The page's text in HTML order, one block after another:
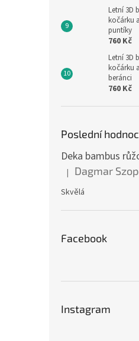
Letní 3D
kočárku
puntíky
760 Kč
Letní 3D
kočárku
beránci
760 Kč
Poslední
Hodnocení produktu
| Dagmar
Skvělá
Facebook
Instagram